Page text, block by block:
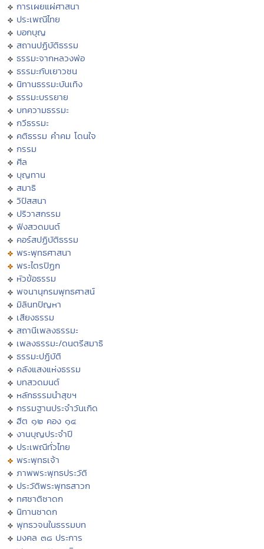
การเผยแผ่ศาสนา
ประเพณีไทย
บอกบุญ
สถานปฏิบัติธรรม
ธรรมะจากหลวงพ่อ
ธรรมะกับเยาวชน
นิทานธรรมะบันเทิง
ธรรมะบรรยาย
บทความธรรมะ
กวีธรรมะ
คติธรรม คำคม โดนใจ
กรรม
ศีล
บุญทาน
สมาธิ
วิปัสสนา
ปริวาสกรรม
ฟังสวดมนต์
คอร์สปฏิบัติธรรม
พระพุทธศาสนา
พระไตรปิฏก
หัวข้อธรรม
พจนานุกรมพุทธศาสน์
มิลินทปัญหา
เสียงธรรม
สถานีเพลงธรรมะ
เพลงธรรมะ/ดนตรีสมาธิ
ธรรมะปฏิบัติ
คลังแสงแห่งธรรม
บทสวดมนต์
หลักธรรมนำสุขฯ
กรรมฐานประจำวันเกิด
ฮีต ๑๒ คอง ๑๔
งานบุญประจำปี
ประเพณีทั่วไทย
พระพุทธเจ้า
ภาพพระพุทธประวัติ
ประวัติพระพุทธสาวก
ทศชาติชาดก
นิทานชาดก
พุทธวจนในธรรมบท
มงคล ๓๘ ประการ